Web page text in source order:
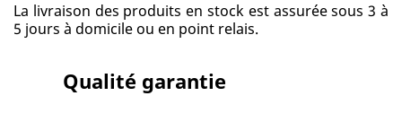
La livraison des produits en stock est assurée sous 3 à
5 jours à domicile ou en point relais.
Qualité garantie